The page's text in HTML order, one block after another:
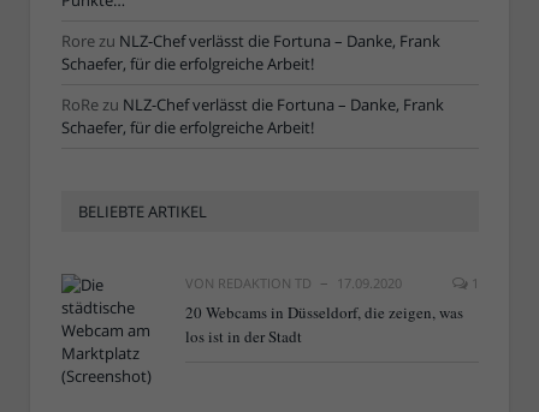
Rorezu NLZ-Chef verlässt die Fortuna – Danke, Frank
Schaefer, für die erfolgreiche Arbeit!
RoRezu NLZ-Chef verlässt die Fortuna – Danke, Frank
Schaefer, für die erfolgreiche Arbeit!
BELIEBTE ARTIKEL
VON REDAKTION TD 17.09.2020 1
20 Webcams in Düsseldorf, die zeigen, was
los ist in der Stadt